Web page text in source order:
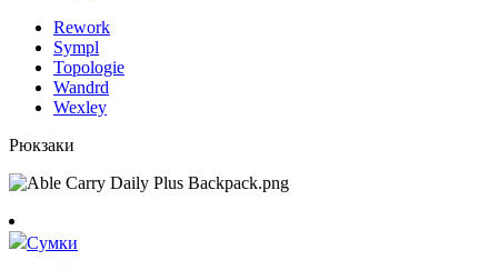
Rework
Sympl
Topologie
Wandrd
Wexley
Рюкзаки
Сумки